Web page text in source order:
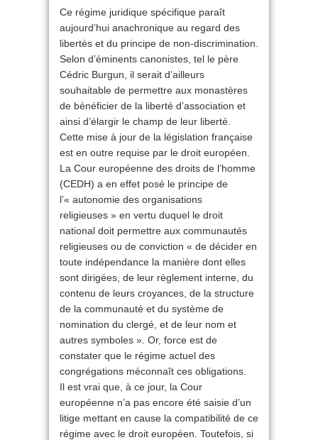
Ce régime juridique spécifique paraît
aujourd’hui anachronique au regard des
libertés et du principe de non-discrimination.
Selon d’éminents canonistes, tel le père
Cédric Burgun, il serait d’ailleurs
souhaitable de permettre aux monastères
de bénéficier de la liberté d’association et
ainsi d’élargir le champ de leur liberté.
Cette mise à jour de la législation française
est en outre requise par le droit européen.
La Cour européenne des droits de l’homme
(CEDH) a en effet posé le principe de
l’« autonomie des organisations
religieuses » en vertu duquel le droit
national doit permettre aux communautés
religieuses ou de conviction « de décider en
toute indépendance la manière dont elles
sont dirigées, de leur règlement interne, du
contenu de leurs croyances, de la structure
de la communauté et du système de
nomination du clergé, et de leur nom et
autres symboles ». Or, force est de
constater que le régime actuel des
congrégations méconnaît ces obligations.
Il est vrai que, à ce jour, la Cour
européenne n’a pas encore été saisie d’un
litige mettant en cause la compatibilité de ce
régime avec le droit européen. Toutefois, si